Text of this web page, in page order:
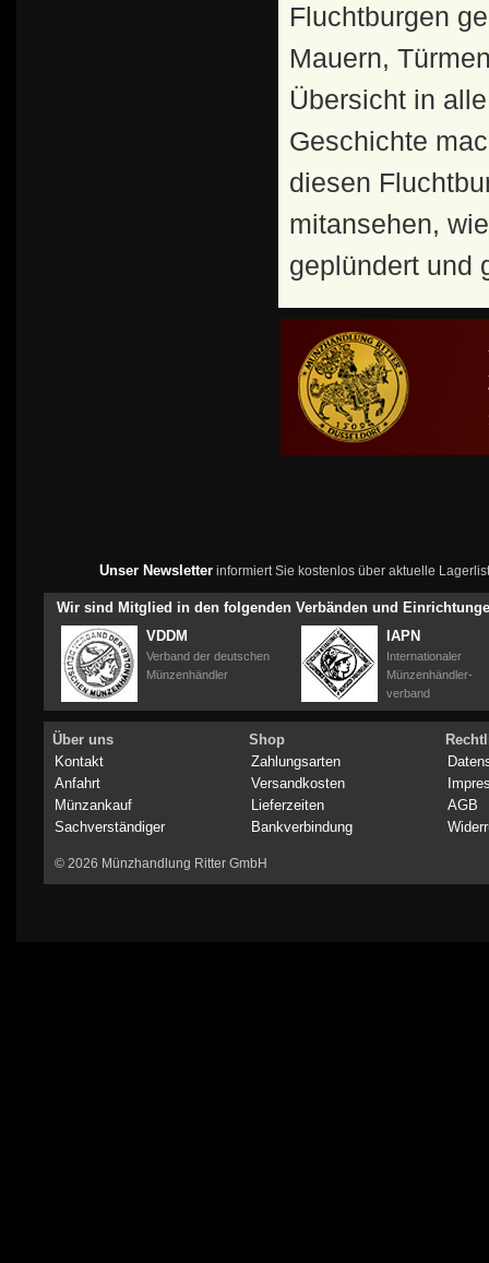
Fluchtburgen
Mauern,
Übersicht in
Geschichte
diesen
mitansehen,
geplündert und
Unser Newsletterinformiert Sie kostenlos über aktuelle
Wir sind Mitglied in den folgenden Verbänden und
VDDM
Verband der deutschen
Münzenhändler
IAPN
Internationaler
Münzenhändler-
verband
Über uns
Kontakt
Anfahrt
Münzankauf
Sachverständiger
Shop
Zahlungsarten
Versandkosten
Lieferzeiten
Bankverbindung
AGB
© 2026 Münzhandlung Ritter GmbH